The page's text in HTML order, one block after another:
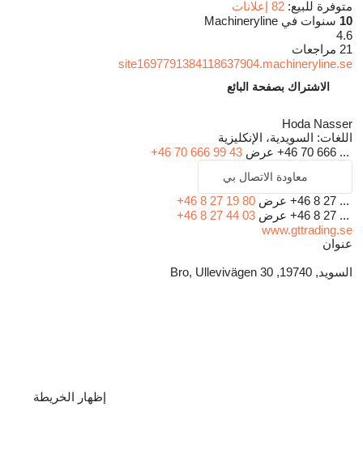
متوفرة للبيع: 82 إعلانات
10 سنوات في Machineryline
4.6
21 مراجعات
site1697791384118637904.machineryline.se
الاشتراك بصفحة البائع
Hoda Nasser
اللغات: السويدية، الإنكليزية
+46 70 666 ... عرض +46 70 666 99 43
معاودة الاتصال بي
+46 8 27 ... عرض +46 8 27 19 80
+46 8 27 ... عرض +46 8 27 44 03
www.gttrading.se
عنوان
السويد, 19740, Bro, Ullevivägen 30
إظهار الخريطة